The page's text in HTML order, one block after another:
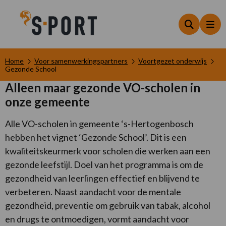
Zoeken
Home Voor samenwerkingspartners
Voortgezet onderwijs
Gezonde School
Alleen maar gezonde VO-scholen in
onze gemeente
Alle VO-scholen in gemeente ‘s-Hertogenbosch
hebben het vignet ‘Gezonde School’. Dit is een
kwaliteitskeurmerk voor scholen die werken aan een
gezonde leefstijl. Doel van het programma is om de
gezondheid van leerlingen effectief en blijvend te
verbeteren. Naast aandacht voor de mentale
gezondheid, preventie om gebruik van tabak, alcohol
en drugs te ontmoedigen, vormt aandacht voor